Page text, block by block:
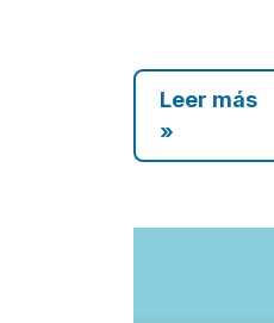
Leer más
»